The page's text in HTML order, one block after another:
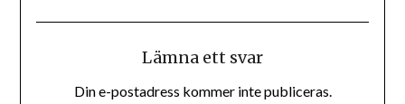
Lämna ett svar
Din e-postadress kommer inte publiceras.